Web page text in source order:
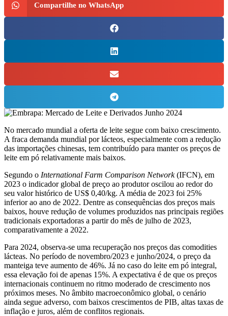
Compartilhe no WhatsApp
No mercado mundial a oferta de leite segue com baixo crescimento.
A fraca demanda mundial por lácteos, especialmente com a redução
das importações chinesas, tem contribuído para manter os preços de
leite em pó relativamente mais baixos.
Segundo o International Farm Comparison Network(IFCN), em
2023 o indicador global de preço ao produtor oscilou ao redor do
seu valor histórico de US$ 0,40/kg. A média de 2023 foi 25%
inferior ao ano de 2022. Dentre as consequências dos preços mais
baixos, houve redução de volumes produzidos nas principais regiões
tradicionais exportadoras a partir do mês de julho de 2023,
comparativamente a 2022.
Para 2024, observa-se uma recuperação nos preços das comodities
lácteas. No período de novembro/2023 e junho/2024, o preço da
manteiga teve aumento de 46%. Já no caso do leite em pó integral,
essa elevação foi de apenas 15%. A expectativa é de que os preços
internacionais continuem no ritmo moderado de crescimento nos
próximos meses. No âmbito macroeconômico global, o cenário
ainda segue adverso, com baixos crescimentos de PIB, altas taxas de
inflação e juros, além de conflitos regionais.